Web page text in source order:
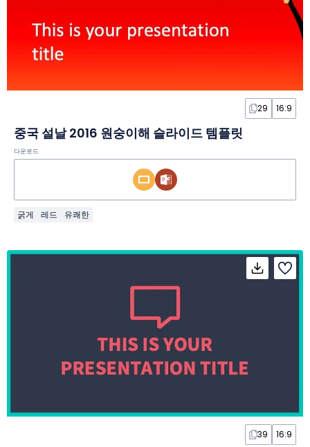
29 16:9
중국 설날 2016 원숭이해 슬라이드 템플릿
다운로드
굵게 레드 유쾌한
39 16:9